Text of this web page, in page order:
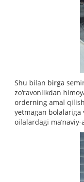
Shu bilan birga
zo‘ravonlikdan
orderning amal
yetmagan bolalariga
oilalardagi